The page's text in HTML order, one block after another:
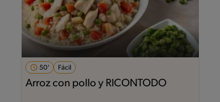
50' Fácil
Arroz con pollo y RICONTODO